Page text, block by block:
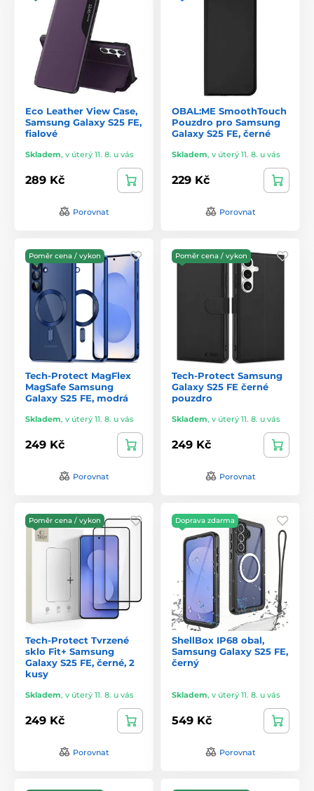
Eco Leather View Case,
Samsung Galaxy S25 FE,
fialové
Skladem, v úterý 11. 8. u vás
289 Kč
Porovnat
OBAL:ME SmoothTouch
Pouzdro pro Samsung
Galaxy S25 FE, černé
Skladem, v úterý 11. 8. u vás
229 Kč
Porovnat
Poměr cena / vykon
Tech-Protect MagFlex
MagSafe Samsung
Galaxy S25 FE, modrá
Skladem, v úterý 11. 8. u vás
249 Kč
Porovnat
Poměr cena / vykon
Tech-Protect Samsung
Galaxy S25 FE černé
pouzdro
Skladem, v úterý 11. 8. u vás
249 Kč
Porovnat
Poměr cena / vykon
Tech-Protect Tvrzené
sklo Fit+ Samsung
Galaxy S25 FE, černé, 2
kusy
Skladem, v úterý 11. 8. u vás
249 Kč
Porovnat
Doprava zdarma
ShellBox IP68 obal,
Samsung Galaxy S25 FE,
černý
Skladem, v úterý 11. 8. u vás
549 Kč
Porovnat